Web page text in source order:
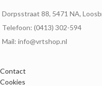
Dorpsstraat 88, 5471 NA,
Telefoon: (0413) 302-594
Mail: info@vrtshop.nl
Contact
Cookies